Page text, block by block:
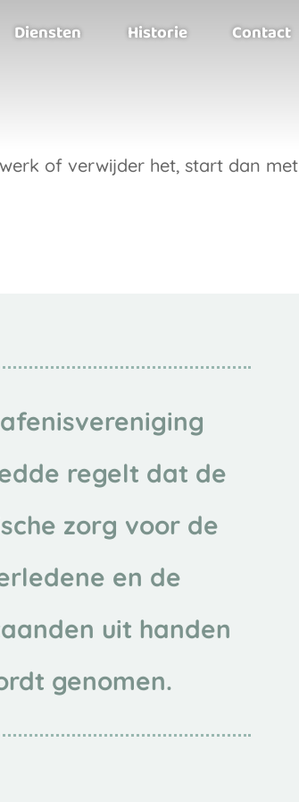
Diensten Historie Contact
of verwijder het, start dan met
regelt dat de
zorg voor de
en de
uit handen
genomen.